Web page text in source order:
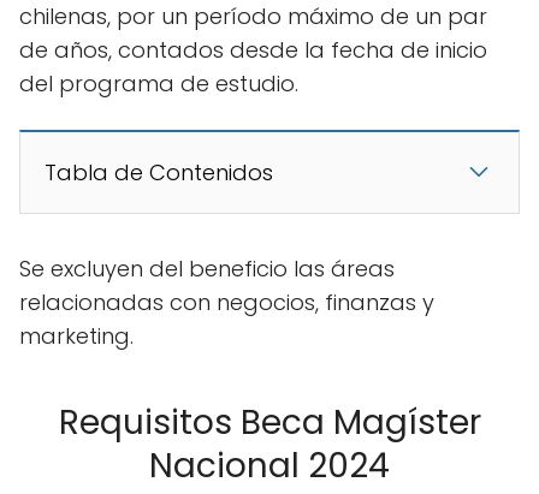
chilenas, por un período máximo de un par
de años, contados desde la fecha de inicio
del programa de estudio.
Tabla de Contenidos
Se excluyen del beneficio las áreas
relacionadas con negocios, finanzas y
marketing.
Requisitos Beca Magíster
Nacional 2024